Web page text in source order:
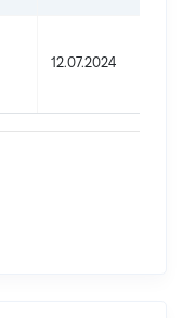
12.07.2024